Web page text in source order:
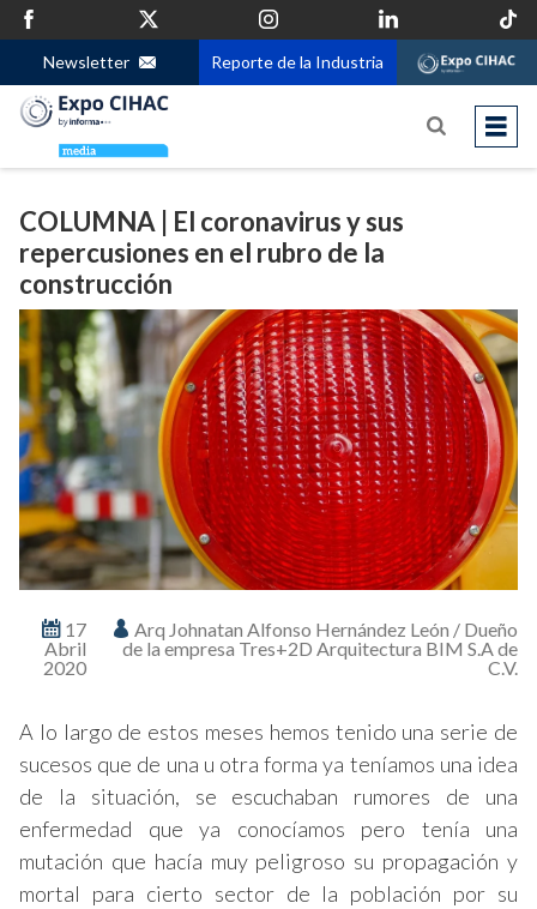
Newsletter Reporte de la Industria
COLUMNA | El coronavirus y sus
repercusiones en el rubro de la
construcción
17
Abril
2020
Arq Johnatan Alfonso Hernández León / Dueño
de la empresa Tres+2D Arquitectura BIM S.A de
C.V.
A lo largo de estos meses hemos tenido una serie de
sucesos que de una u otra forma ya teníamos una idea
de la situación, se escuchaban rumores de una
enfermedad que ya conocíamos pero tenía una
mutación que hacía muy peligroso su propagación y
mortal para cierto sector de la población por su